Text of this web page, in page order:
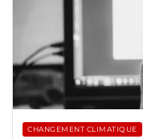
CHANGEMENT CLIMATIQUE